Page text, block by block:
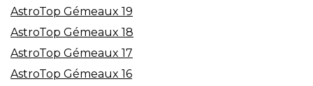
AstroTop Gémeaux 19
AstroTop Gémeaux 18
AstroTop Gémeaux 17
AstroTop Gémeaux 16